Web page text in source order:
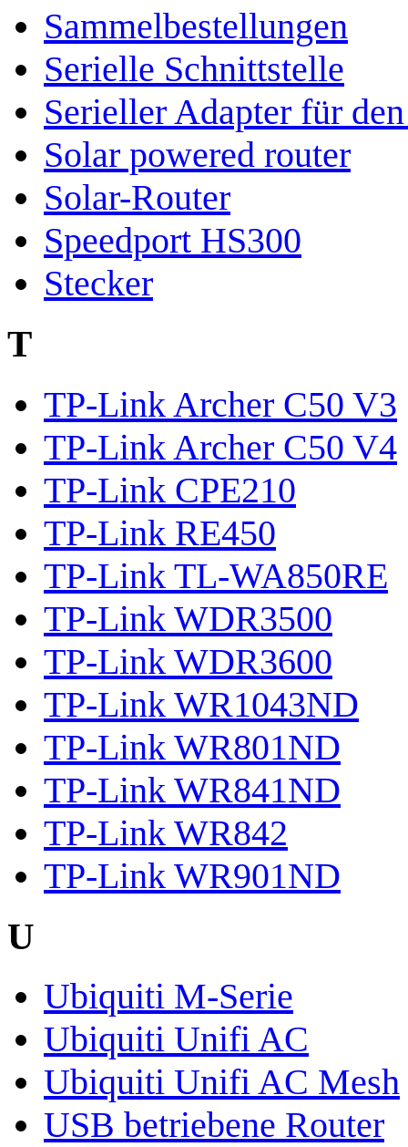
Sammelbestellungen
Serielle Schnittstelle
Serieller Adapter für
Solar powered router
Solar-Router
Speedport HS300
Stecker
T
TP-Link Archer C50 V3
TP-Link Archer C50 V4
TP-Link CPE210
TP-Link RE450
TP-Link TL-WA850RE
TP-Link WDR3500
TP-Link WDR3600
TP-Link WR1043ND
TP-Link WR801ND
TP-Link WR841ND
TP-Link WR842
TP-Link WR901ND
U
Ubiquiti M-Serie
Ubiquiti Unifi AC
Ubiquiti Unifi AC Mesh
USB betriebene Router